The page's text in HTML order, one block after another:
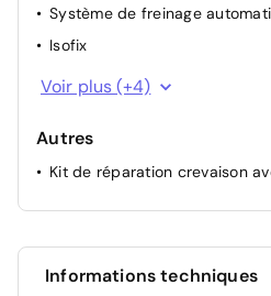
Système de freinage
Isofix
ESP
Contrôle de la pression des
Système d'avertissement de
Voir plus (+4)
Autres
Kit de réparation crevaison
Informations techniques